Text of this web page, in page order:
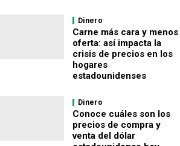
Dinero
Carne más cara y menos
oferta: así impacta la
crisis de precios en los
hogares
estadounidenses
Dinero
Conoce cuáles son los
precios de compra y
venta del dólar